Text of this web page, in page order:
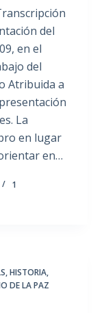
del
en el
del
Atribuida a
La
en lugar
en…
1
,HISTORIA,
DE LA PAZ